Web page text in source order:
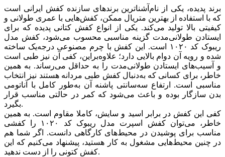
برند پدیده، یکی از نام‌آشناترین برندهای سازنده کفش ایرانی است
که با استفاده از بهترین متریال ممکن، کفش‌هایی با عمری طولانی و
کیفیتی بالا تولید می‌کند. یکی از انواع کفش کتانی پدیده که برای
ایستادن طولانی‌مدت گزینه مناسبی محسوب می‌شود، کفش مدل
ریبوک کد ۱۰۲۰ است. این کفش با چرم مصنوعی درجه‌یک ساخته
شده و رویه آن دوام بالایی دارد؛ علاوه‌براین، کفی آن نیز طبی است
و آسیب‌های ایستادن طولانی‌مدت را به حداقل می‌رساند. به همین
خاطر، برای کسانی که به‌دنبال کفش طبی مردانه هستند نیز انتخاب
مناسبی است. ارتفاع سه‌سانتی پاشنه آن به‌طور کامل با آناتومی
بدن سازگار بوده و باعث می‌شود که کمر در حالتی مناسب قرار
بگیرد.
کفی این کفش در برابر اسید و سایش، کاملا مقاوم است. به همین
خاطر، می‌توان کفش اسپرت مدل ریبوک کد ۱۰۲۰ را کفشی
مناسب برای پوشیدن در محیط‌های کارگاهی دانست. اگر شما هم
در چنین محیط‌هایی مشغول به کار هستید، پیشنهاد می‌کنیم که این
کفش کتونی را از دست ندهید.